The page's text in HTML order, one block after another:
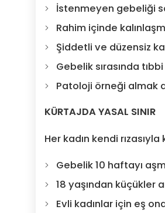
İstenmeyen gebeliği
Rahim içinde
Şiddetli ve düzensiz
Gebelik sırasında
Patoloji örneği almak
KÜRTAJDA YASAL SINIR
Her kadın kendi
Gebelik 10 haftayı
18 yaşından
Evli kadınlar için eş